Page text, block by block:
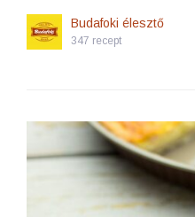
Budafoki élesztő
347 recept